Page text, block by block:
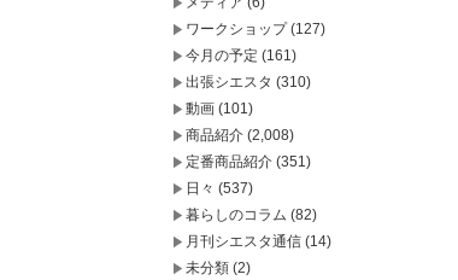
ワークショップ(127)
今月の予定 (161)
出張シエスタ (310)
動画 (101)
商品紹介 (2,008)
定番商品紹介 (351)
日々 (537)
暮らしのコラム (82)
月刊シエスタ通信 (14)
未分類 (2)